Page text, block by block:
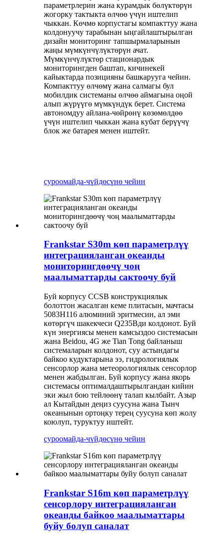
параметрлерин жана курамдык бөлүктөрүн
жогорку тактыкта ​​​​өлчөө үчүн иштелип
чыккан. Көчмө корпустагы компакттуу жана
колдонуучу тарабынан ыңгайлаштырылган
дизайн мониторинг тапшырмаларынын
жаңы мүмкүнчүлүктөрүн ачат.
Мүмкүнчүлүктөр стационардык
мониторингден баштап, кичинекей
кайыктарда позицияны башкарууга чейин.
Компакттуу өлчөмү жана салмагы бул
мобилдик системаны өлчөө аймагына оңой
алып жүрүүгө мүмкүндүк берет. Система
автономдуу айлана-чөйрөнү көзөмөлдөө
үчүн иштелип чыккан жана кубат берүүчү
блок же батарея менен иштейт.
суроомайда-чүйдөсүнө чейин
Frankstar S30m көп параметрлүү
интеграцияланган океанды
мониторингдөөчү чоң
маалыматтарды сактоочу буй
Буй корпусу CCSB конструкциялык
болоттон жасалган кеме плитасын, мачтасы
5083H116 алюминий эритмесин, ал эми
көтөргүч шакекчеси Q235Bди колдонот. Буй
күн энергиясы менен камсыздоо системасын
жана Beidou, 4G же Tian Tong байланыш
системаларын колдонот, суу астындагы
байкоо кудуктарына ээ, гидрологиялык
сенсорлор жана метеорологиялык сенсорлор
менен жабдылган. Буй корпусу жана якорь
системасы оптималдаштырылгандан кийин
эки жыл бою тейлөөнү талап кылбайт. Азыр
ал Кытайдын деңиз суусуна жана Тынч
океанынын ортоңку терең суусуна көп жолу
коюлуп, туруктуу иштейт.
суроомайда-чүйдөсүнө чейин
Frankstar S16m көп параметрлүү
сенсорлору интеграцияланган
океанды байкоо маалыматтары
буйу болуп саналат